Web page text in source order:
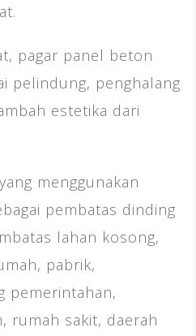
pagar panel beton
pelindung, penghalang
estetika dari
menggunakan
pembatas dinding
lahan kosong,
pabrik,
pemerintahan,
rumah sakit, daerah